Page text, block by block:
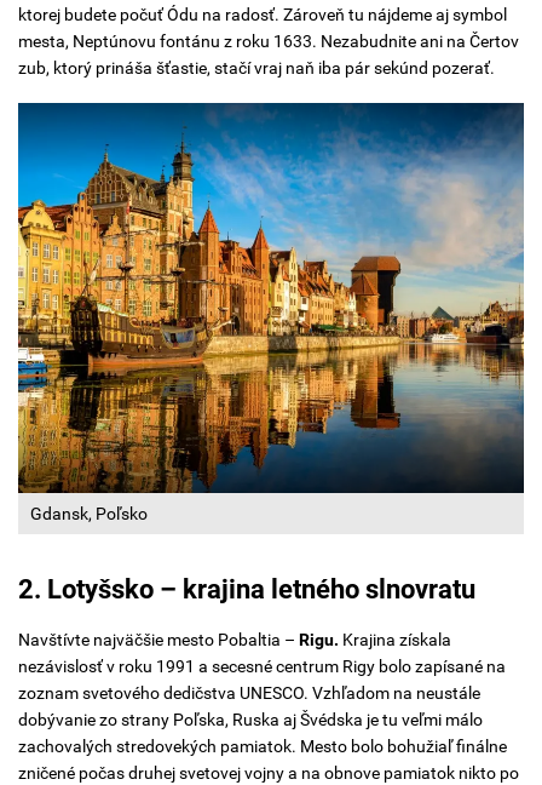
ktorej budete počuť Ódu na radosť. Zároveň tu nájdeme aj symbol
mesta, Neptúnovu fontánu z roku 1633. Nezabudnite ani na Čertov
zub, ktorý prináša šťastie, stačí vraj naň iba pár sekúnd pozerať.
Gdansk, Poľsko
2. Lotyšsko – krajina letného slnovratu
Navštívte najväčšie mesto Pobaltia – Rigu. Krajina získala
nezávislosť v roku 1991 a secesné centrum Rigy bolo zapísané na
zoznam svetového dedičstva UNESCO. Vzhľadom na neustále
dobývanie zo strany Poľska, Ruska aj Švédska je tu veľmi málo
zachovalých stredovekých pamiatok. Mesto bolo bohužiaľ finálne
zničené počas druhej svetovej vojny a na obnove pamiatok nikto po